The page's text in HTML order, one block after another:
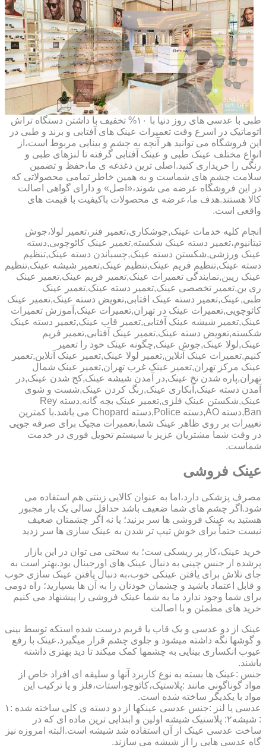
طبی با عدسی های روز دنیا با ۱۰% تخفیف با داشتن دستگاه تراش
اتوماتیک در اسرع وقت تعمیرات عینک های آفتابی و برند و طبی در
این فروشگاه می توانید هر آنچه به چشم و بینایی مربوط است،از
انواع مختلف عینک طبی و عینک آفتابی گرفته تا لنزهای طبی و
رنگی را خریداری کنید.اصلی ترین دغدغه ی ما،حفظ و تضمین
سلامت چشم های شماست و به همین خاطر تمامی محصولاتی که
در این فروشگاه عرضه می شوند،«اصل» و دارای گواهی اصالت
کالا هستند.هدف ما،عرضه ی محصولات باکیفیت با قیمت های
واقعی است.
انجام کلیه خدمات عینک,جوشکاری،تعمیر فنر،تعمیر لولا،جوش
تیتانیوم،تعمیر دسته عینک شکسته,تعمیر عینک کائوچویی,دسته
عینک ورزشی,شکستن دسته عینک,چسباندن دسته عینک,تنظیم
دسته عینک,تنظیم فریم عینک,تنظیم عینک,تعمیر شیشه عینک,تنظیم
عینک ریبن,نمایندگی تعمیرات عینک,تعمیر فریم عینک,تعمیر عینک
ری بن,تعمیر تخصصی عینک,تعمیر دسته عینک,تعمیر عینک
طبی,عینک,تعمیر دسته عینک افتابی,تعویض دسته عینک,تعمیر عینک
کائوچویی,تعمیرات عینک در تهران,تعمیرات عینک,آموزش تعمیرات
عینک,تعمیر شیشه عینک آفتابی,تعمیر قاب عینک,تعمیر دسته عینک
شکسته,تعویض دسته عینک,تعمیر عینک آفتابی,تعمیر فریم
عینک,لولا عینک,جوش عینک,چگونه عینک خود را تعمیر
کنیم,تعمیرات عینک آنلاین,تعمیر لولا عینک,تعمیر عینک آنلاین,تعمیر
عینک مرکز تهران,تعمیر عینک غرب تهران,تعمیر عینک شمال
تهران,پاره شدن نخ عینک,در آمدن شیشه عینک,کج شدن عینک,در
آمدن دسته عینک,آبکاری عینک,رنگ کردن عینک,شست و شوی
عینک,شکستن عینک فلزی,تعمیر عینک بچه گانه,دسته Rey
Ban,دسته AO,دسته Police,دسته Chopard می باشد.با کمترین
تغییرات بر روی ظاهر عینک شما,تعمیرات مجیک برای صرفه جویی
در وقت شما مشتریان عزیز با سیستم تحویل فوری در خدمت
شماست.
عینک فروشی
مصرف پزشکی دارد،اما به عنوان کالایی زینتی هم استفاده می
شود.اگر چشم های شما ضعیف باشد حداقل سالی یک بار مجبور
هستید به عینک فروشی ها سر بزنید؛ یا نه اگر چشمتان ضعیف
نیست حتماً برای خوش تیپ تر شدن به عینک سازی ها سر زدید
خرید عینک،کار پر ریسکی ست؛ به سختی می توان در این بازار
پرشده از جنس چینی به دنبال عینک های اورجینال بود.بهتر است به
جای تلاش برای یافتن عینکی خوب،به دنبال یافتن عینک سازی خوب
و قابل اعتماد باشید و چشمان خودتان را به آن ها بسپارید؛ راه دومی
برای شما وجود ندارد ما به شما عینک فروشی را پیشنهاد می کنیم
خرید های مطمئن و با اصالت
عینک از دو عدسی و یک قاب یا فریم درست شده استکه توسط بینی
و گوشها نگه داشته میشود و جلوی چشم قرار میگیرد.عینک با رفع
عیوب انکساری بینایی به چشمها کمک میکند تا دید بهتری داشته
باشند.
جنس :عینک ها بسته به نوع کاربرد آنها و سلیقه ای افراد خاص از
مواد گوناگونی مانند :پلاستیک،کائوچو،استات،فلز و یا ترکیب این
مواد با یکدیگر ساخته شده است.
عدسی یا لنز :جنس عدسی عینکها از دو دسته ی کلی ساخته شده :۱
: شیشه۲: پلاستیک شیشه اولین و ابندایی ترین ماده ای که در
ساخت عدسی عینک از آن استفاده شد شیشه است.البته امروزه نیز
گاه عدسی هایی را از شیشه می سازند.